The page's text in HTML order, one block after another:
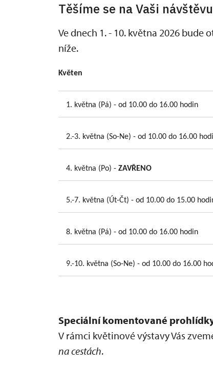
Těšíme se na Vaši
Ve dnech 1. - 10. května 2026 bude
níže.
Květen
1. května (Pá) - od 10.00 do 16.00 hodin
2.-3. května (So-Ne) - od 10.00 do 16.00
4. května (Po) - ZAVŘENO
5.-7. května (Út-Čt) - od 10.00 do 15.00
8. května (Pá) - od 10.00 do 16.00 hodin
9.-10. května (So-Ne) - od 10.00 do 16.00
Speciální komentované
V rámci květinové výstavy Vás
na cestách.